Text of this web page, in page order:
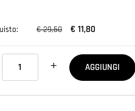
€ 29,50 € 11,80
Quantità
AGGIUNGI